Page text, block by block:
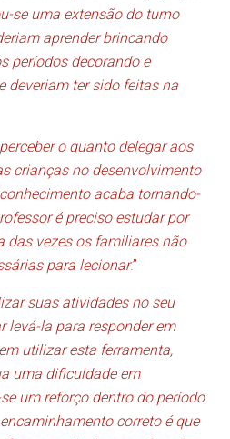
se uma extensão do turno
aprender brincando
períodos decorando e
deveriam ter sido feitas na
o quanto delegar aos
crianças no desenvolvimento
acaba tornando-
é preciso estudar por
das vezes os familiares não
para lecionar.”
suas atividades no seu
levá-la para responder em
utilizar esta ferramenta,
uma dificuldade em
um reforço dentro do período
correto é que